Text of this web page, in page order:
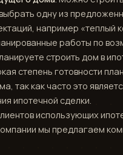
одну из
например «теплый
работы по
строить дом в
степень готовности
так как часто это
ипотечной сделки.
использующих
мы предлагаем